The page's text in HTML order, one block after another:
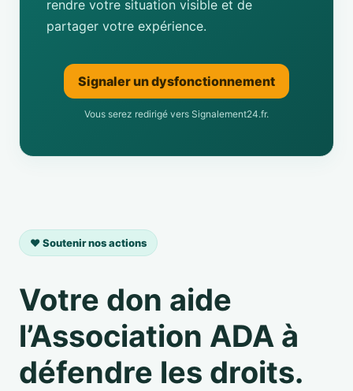
rendre votre situation visible et de
partager votre expérience.
Signaler un dysfonctionnement
Vous serez redirigé vers Signalement24.fr.
❤️ Soutenir nos actions
Votre don aide
l’Association ADA à
défendre les droits.